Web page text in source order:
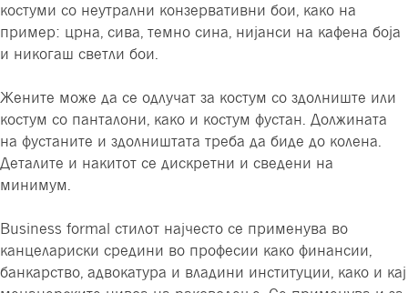
костуми со неутрални конзервативни бои, како на
пример: црна, сива, темно сина, нијанси на кафена боја
и никогаш светли бои.
Жените може да се одлучат за костум со здолниште или
костум со панталони, како и костум фустан. Должината
на фустаните и здолништата треба да биде до колена.
Деталите и накитот се дискретни и сведени на
минимум.
Business formal стилот најчесто се применува во
канцелариски средини во професии како финансии,
банкарство, адвокатура и владини институции, како и кај